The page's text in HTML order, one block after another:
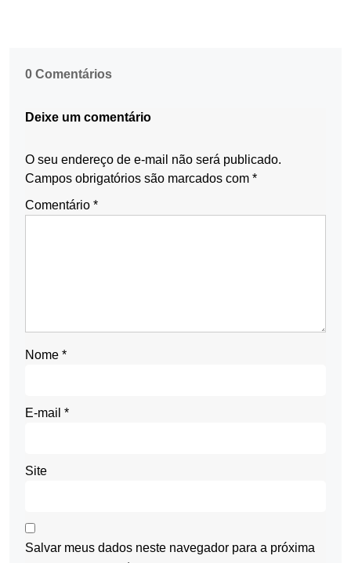
0 Comentários
Deixe um comentário
O seu endereço de e-mail não será publicado.
Campos obrigatórios são marcados com *
Comentário *
Nome *
E-mail *
Site
Salvar meus dados neste navegador para a próxima